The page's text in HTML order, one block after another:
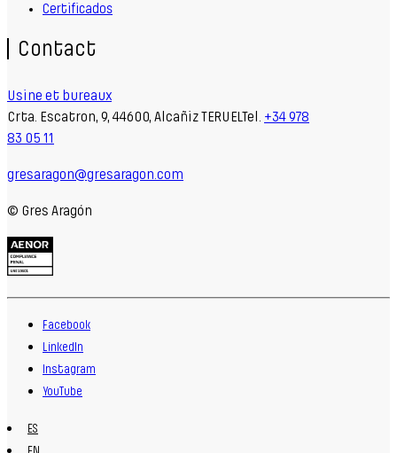
Certificados
Contact
Usine et bureaux
Crta. Escatron, 9, 44600, Alcañiz TERUELTel. +34 978
83 05 11
gresaragon@gresaragon.com
© Gres Aragón
Facebook
LinkedIn
Instagram
YouTube
ES